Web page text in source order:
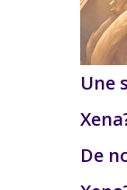
Une
De